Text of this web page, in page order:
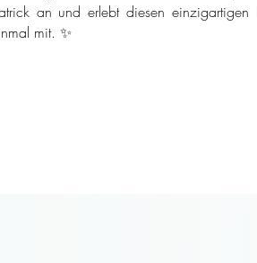
an und erlebt diesen einzigartigen
mit. ✨